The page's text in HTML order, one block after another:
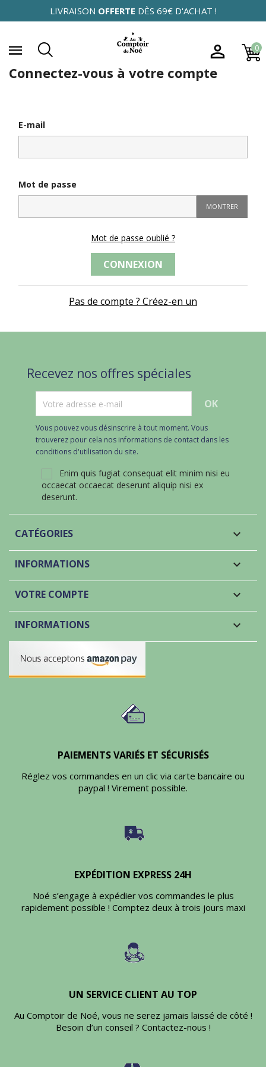
LIVRAISON OFFERTE DÈS 69€ D'ACHAT !
0

Connectez-vous à votre compte
E-mail
Mot de passe
MONTRER
Mot de passe oublié ?
CONNEXION
Pas de compte ? Créez-en un
Recevez nos offres spéciales
Vous pouvez vous désinscrire à tout moment. Vous
trouverez pour cela nos informations de contact dans les
conditions d'utilisation du site.
Enim quis fugiat consequat elit minim nisi eu
occaecat occaecat deserunt aliquip nisi ex
deserunt.
CATÉGORIES 
INFORMATIONS 
VOTRE COMPTE 
INFORMATIONS keyboard_arrow_down
PAIEMENTS VARIÉS ET SÉCURISÉS
Réglez vos commandes en un clic via carte bancaire ou
paypal ! Virement possible.
EXPÉDITION EXPRESS 24H
Noé s’engage à expédier vos commandes le plus
rapidement possible ! Comptez deux à trois jours maxi
UN SERVICE CLIENT AU TOP
Au Comptoir de Noé, vous ne serez jamais laissé de côté !
Besoin d’un conseil ? Contactez-nous !